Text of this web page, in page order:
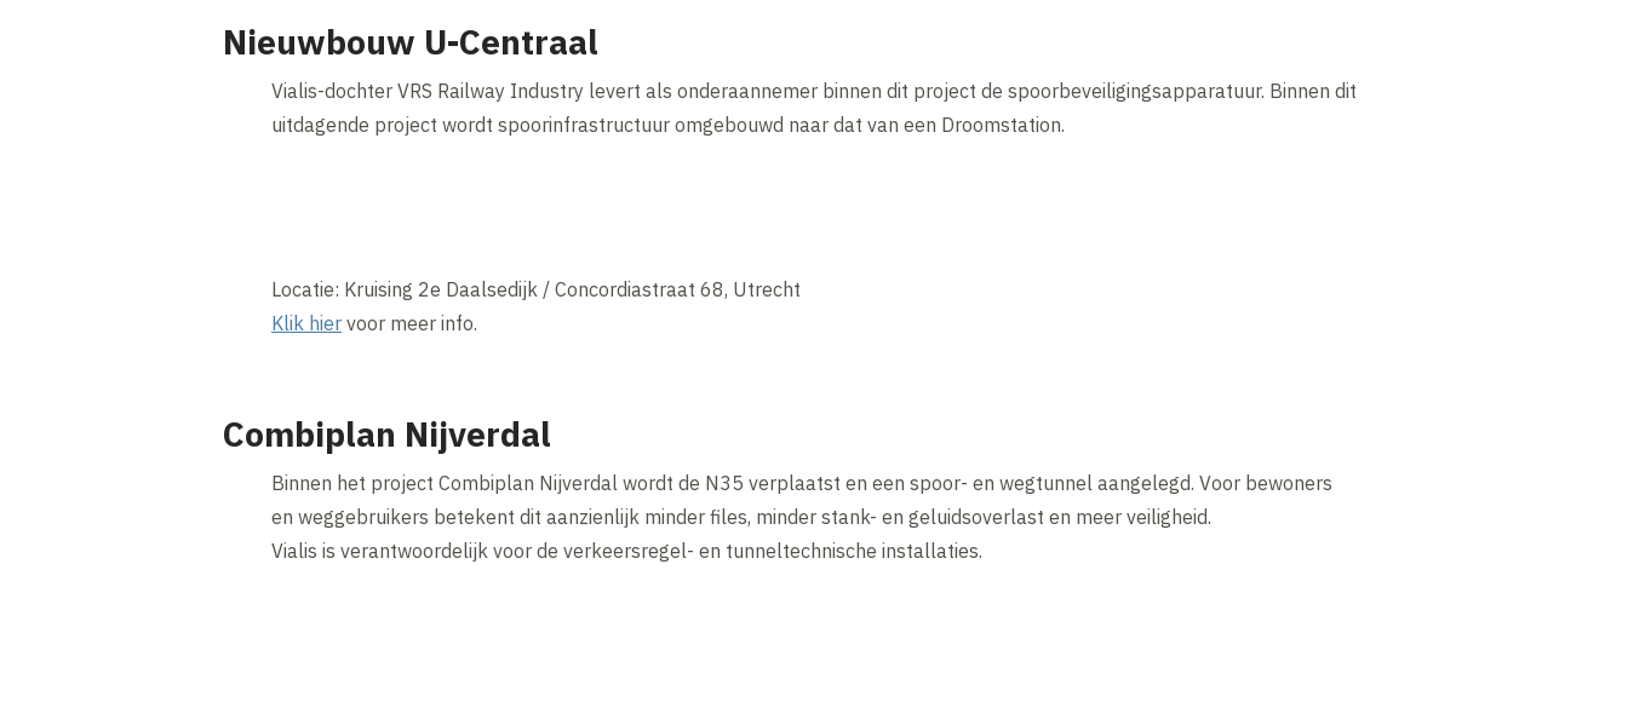
Nieuwbouw U-Centraal
Vialis-dochter VRS Railway Industry levert als onderaannemer binnen dit project de spoorbeveiligingsapparatuur. Binnen dit
uitdagende project wordt spoorinfrastructuur omgebouwd naar dat van een Droomstation.
Locatie: Kruising 2e Daalsedijk / Concordiastraat 68, Utrecht
Klik hier voor meer info.
Combiplan Nijverdal
Binnen het project Combiplan Nijverdal wordt de N35 verplaatst en een spoor- en wegtunnel aangelegd. Voor bewoners
en weggebruikers betekent dit aanzienlijk minder files, minder stank- en geluidsoverlast en meer veiligheid.
Vialis is verantwoordelijk voor de verkeersregel- en tunneltechnische installaties.